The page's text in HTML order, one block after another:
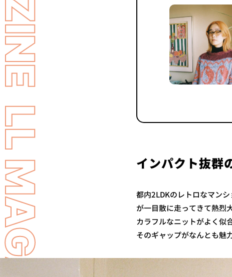
インパクト抜群
都内2LDKのレトロなマン
が一目散に走ってきて熱烈
カラフルなニットがよく似
そのギャップがなんとも魅